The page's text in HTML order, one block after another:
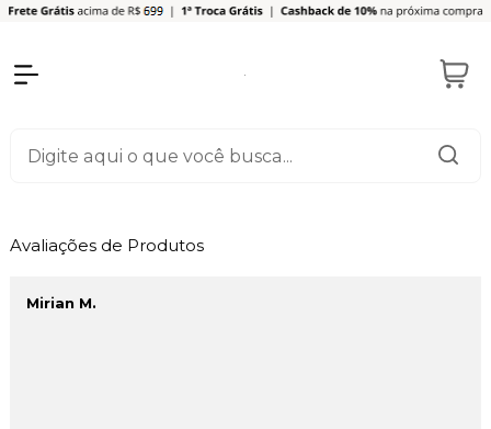
Avaliações de Produtos
Mirian M.